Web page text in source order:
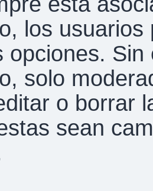
los
opciones.
solo
o borrar
sean